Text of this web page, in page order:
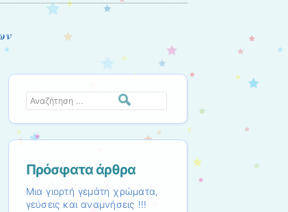
Αναζήτηση
Πρόσφατα άρθρα
Μια γιορτή γεμάτη χρώματα,
γεύσεις και αναμνήσεις !!!